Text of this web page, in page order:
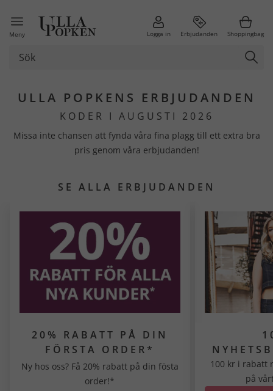
Meny Logga in Erbjudanden Shoppingbag
ULLA POPKENS ERBJUDANDEN
KODER I AUGUSTI 2026
Missa inte chansen att fynda våra fina plagg till ett extra bra
pris genom våra erbjudanden!
SE ALLA ERBJUDANDEN
20% RABATT PÅ DIN
FÖRSTA ORDER*
Ny hos oss? Få 20% rabatt på din fösta
order!*
100 kr i rabatt
på